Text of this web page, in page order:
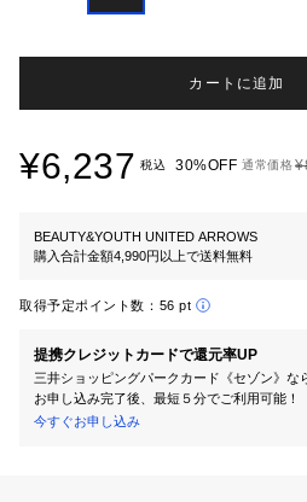
カートに追加
¥6,237 税込 30%OFF 通常価格
BEAUTY&YOUTH UNITED ARROWS
購入合計金額4,990円以上で送料無料
取得予定ポイント数： 56 pt
提携クレジットカードで還元率UP
三井ショッピングパークカード《セゾン》な
お申し込み完了後、最短５分でご利用可能！
今すぐお申し込み